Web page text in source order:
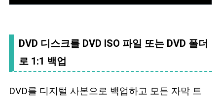
DVD 디스크를 DVD ISO 파일 또는 DVD 폴더
로 1:1 백업
DVD를 디지털 사본으로 백업하고 모든 자막 트